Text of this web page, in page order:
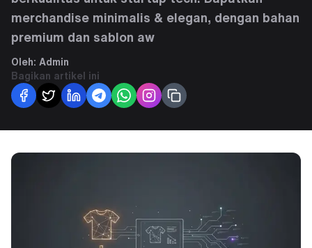
merchandise minimalis & elegan, dengan bahan
premium dan sablon aw
Oleh: Admin
Bagikan artikel ini